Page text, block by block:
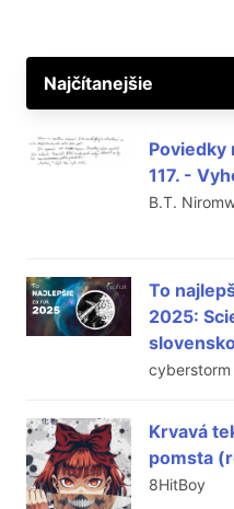
Najčítanejšie
Poviedky
117. -
B.T.
To
2025:
cyberstorm
Krvavá
pomsta
8HitBoy